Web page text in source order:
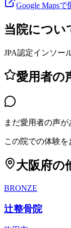
Google Mapsで
当院につい
JPA認定インソー
愛用者の
まだ愛用者の声が
この院での体験
大阪府の
BRONZE
辻整骨院